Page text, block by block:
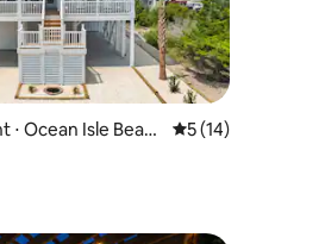
la base de 12 commentaires : 5 sur 5
⋅ Ocean Isle Beac
Évaluation
5 (14)